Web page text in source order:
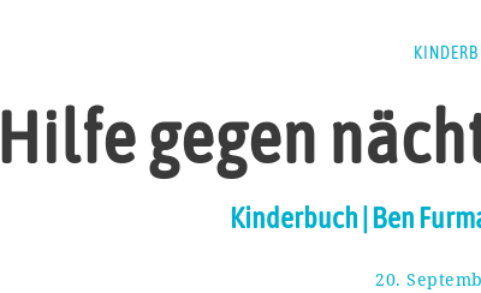
Hilfe gegen
Kinderbuch | Ben
20.